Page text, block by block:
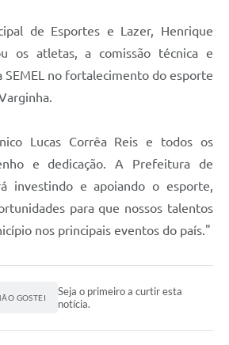
de Esportes e Lazer, Henrique
os atletas, a comissão técnica e
SEMEL no fortalecimento do esporte
Lucas Corrêa Reis e todos os
e dedicação. A Prefeitura de
investindo e apoiando o esporte,
para que nossos talentos
nos principais eventos do país."
GOSTEI
Seja o primeiro a curtir esta
notícia.